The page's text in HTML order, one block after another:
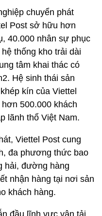
chuyển phát
Post sở hữu hơn
40.000 nhân sự phục
thống kho trải dài
tâm khai thác có
Hệ sinh thái sản
kín của Viettel
500.000 khách
lãnh thổ Việt Nam.
Viettel Post cung
đa phương thức bao
hải, đường hàng
nhận hàng tại nơi sản
khách hàng.
đầu lĩnh vực vận tải